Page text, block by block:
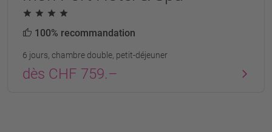
100% recommandation
6 jours, chambre double, petit-déjeuner
dès CHF 759.–